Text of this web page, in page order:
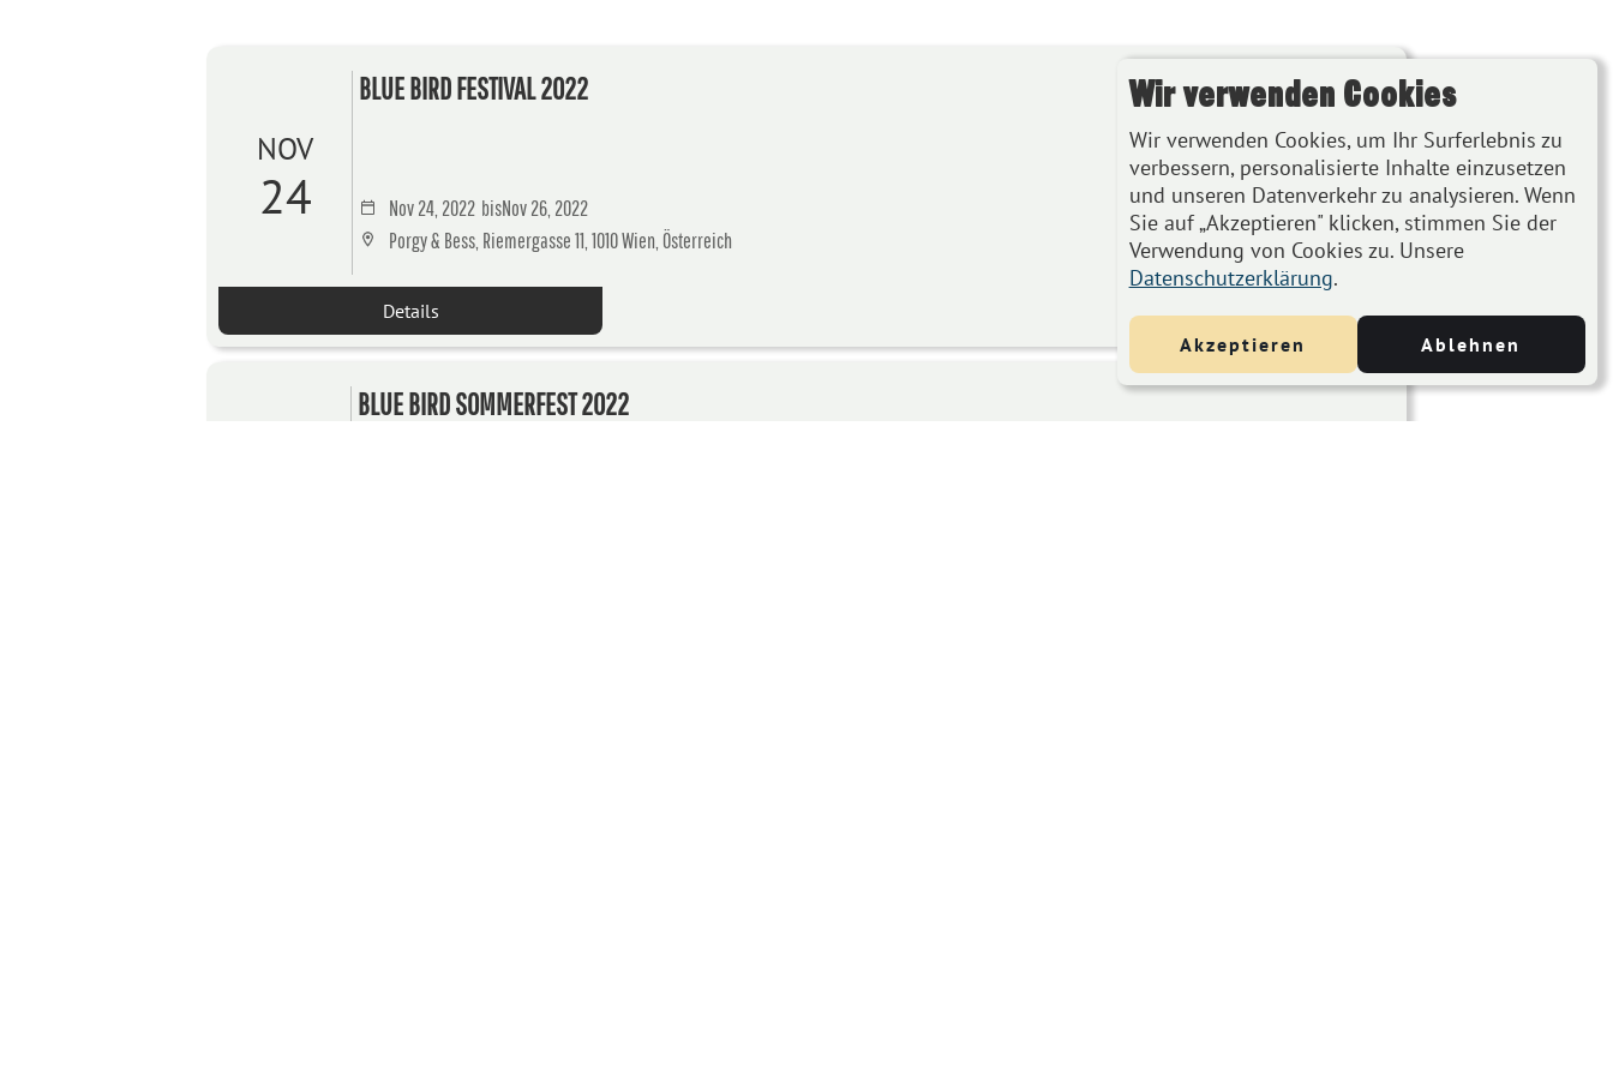
Wir verwenden Cookies
Wir verwenden Cookies, um Ihr Surferlebnis zu
verbessern, personalisierte Inhalte einzusetzen
und unseren Datenverkehr zu analysieren. Wenn
Sie auf „Akzeptieren" klicken, stimmen Sie der
Verwendung von Cookies zu. Unsere
Datenschutzerklärung.
Akzeptieren Ablehnen
NOV
24
BLUE BIRD FESTIVAL 2022
Nov 24, 2022 bisNov 26, 2022
Porgy & Bess, Riemergasse 11, 1010 Wien, Österreich
Details
BLUE BIRD SOMMERFEST 2022